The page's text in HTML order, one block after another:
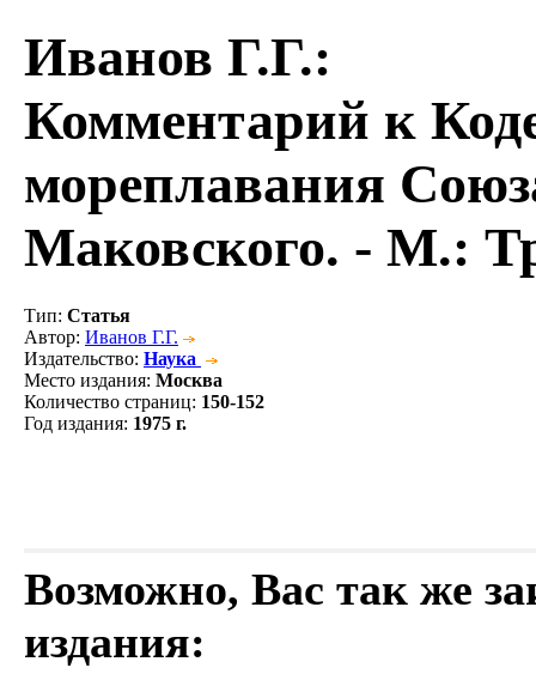
Иванов Г.Г.:
Комментарий к
мореплавания
Маковского. - М.:
Тип: Статья
Автор: Иванов Г.Г.
Издательство: Наука
Место издания: Москва
Количество страниц: 150-152
Год издания: 1975 г.
Возможно, Вас так же
издания: